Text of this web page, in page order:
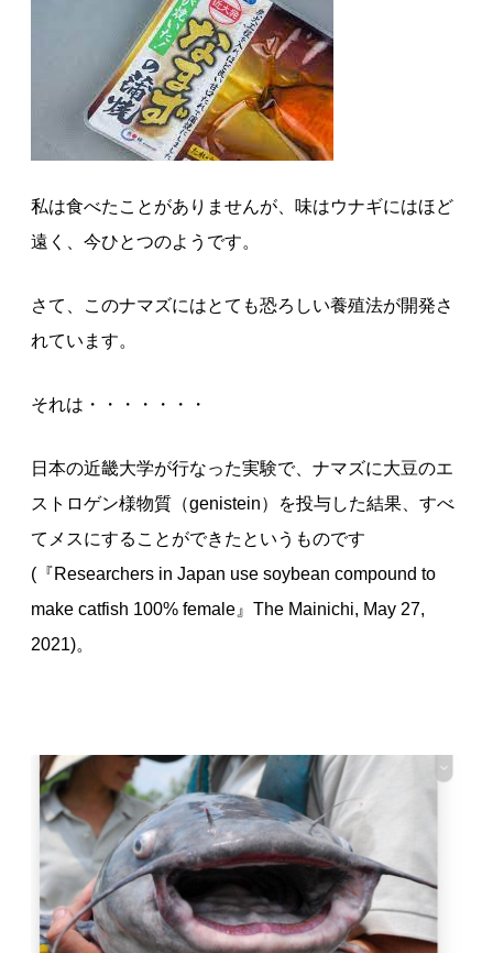
私は食べたことがありませんが、味はウナギにはほど
遠く、今ひとつのようです。
さて、このナマズにはとても恐ろしい養殖法が開発さ
れています。
それは・・・・・・・
日本の近畿大学が行なった実験で、ナマズに大豆のエ
ストロゲン様物質（genistein）を投与した結果、すべ
てメスにすることができたというものです
(『Researchers in Japan use soybean compound to
make catfish 100% female』The Mainichi, May 27,
2021)。